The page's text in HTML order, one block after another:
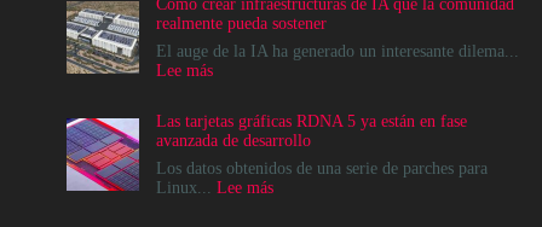
Cómo crear infraestructuras de IA que la comunidad
realmente pueda sostener
El auge de la IA ha generado un interesante dilema...
Lee más:
infraestructuras
de
IA
que
Las tarjetas gráficas RDNA 5 ya están en fase
avanzada de desarrollo
Los datos obtenidos de una serie de parches para
Linux... Lee más: